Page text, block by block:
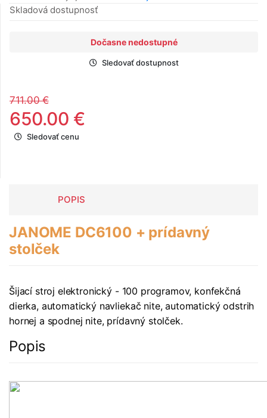
Skladová dostupnosť
Dočasne nedostupné
Sledovať dostupnost
711.00 €
650.00 €
Sledovať cenu
POPIS
JANOME DC6100 + prídavný
stolček
Šijací stroj elektronický - 100 programov, konfekčná
dierka, automatický navliekač nite, automatický odstrih
hornej a spodnej nite, prídavný stolček.
Popis